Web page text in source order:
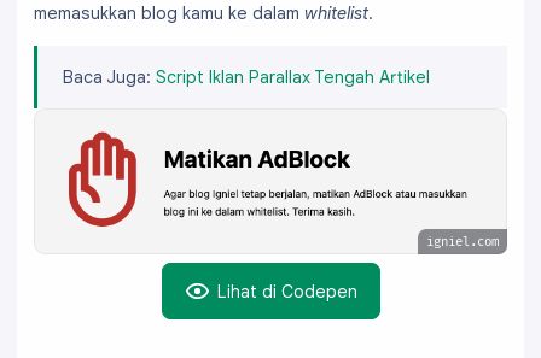
  position: absolute;
.adblock-inner {
  overflow: auto;
  padding: 2rem;
}
.ignielAdBlock, .adblock-outer {
  bottom: 0;
  right: 0;
memasukkan blog kamu ke dalam whitelist.
Baca Juga: Script Iklan Parallax Tengah Artikel
igniel.com
Lihat di Codepen